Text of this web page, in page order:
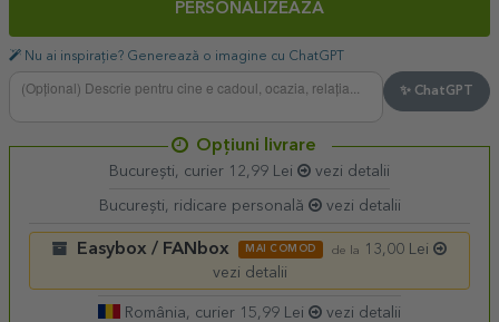
PERSONALIZEAZĂ
Nu ai inspirație? Generează o imagine cu ChatGPT
✨ ChatGPT
Opțiuni livrare
București, curier 12,99 Lei vezi detalii
București, ridicare personală vezi detalii
Easybox / FANbox MAI COMOD de la
13,00 Lei
vezi detalii
România, curier 15,99 Lei vezi detalii